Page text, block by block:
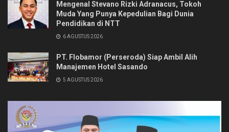
Mengenal Stevano Rizki Adranacus, Tokoh
Muda Yang Punya Kepedulian Bagi Dunia
Pendidikan di NTT
6 AGUSTUS 2026
PT. Flobamor (Perseroda) Siap Ambil Alih
Manajemen Hotel Sasando
5 AGUSTUS 2026